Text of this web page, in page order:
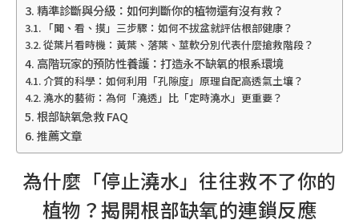
精準診斷與分級：如何判斷你的植物還有沒有救？
「聞、看、摸」三步驟：如何不拔盆就評估根部健康？
從葉片看時機：黃葉、落葉、莖軟分別代表什麼搶救階段？
高階玩家的預防性養護：打造永不缺氧的根系環境
介質的科學：如何利用「孔隙度」原理自配高透氣土壤？
澆水的藝術：為何「澆透」比「定時澆水」更重要？
根部缺氧急救 FAQ
推薦文章
為什麼「停止澆水」往往救不了你的
植物？揭開根部缺氧的連鎖反應